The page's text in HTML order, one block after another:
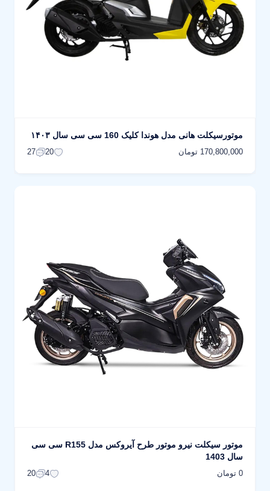
موتورسیکلت هانی مدل هوندا کلیک 160 سی سی سال ۱۴۰۳
170,800,000 تومان 20
27
موتور سیکلت نیرو موتور طرح آیروکس مدل R155 سی سی
سال 1403
0 تومان 4
20